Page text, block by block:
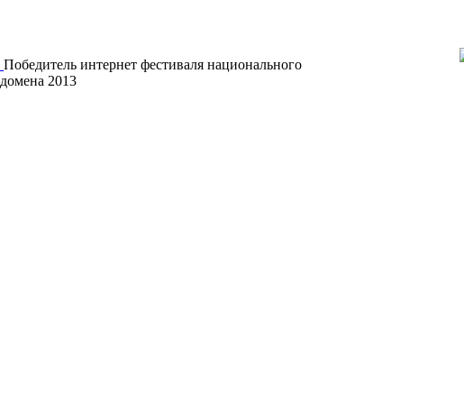
Победитель интернет фестиваля национального
домена 2013